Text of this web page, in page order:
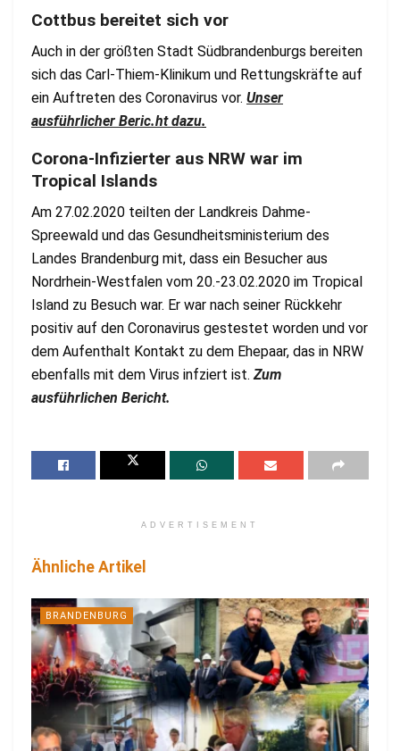
Cottbus bereitet sich vor
Auch in der größten Stadt Südbrandenburgs bereiten
sich das Carl-Thiem-Klinikum und Rettungskräfte auf
ein Auftreten des Coronavirus vor. Unser
ausführlicher Beric.ht dazu.
Corona-Infizierter aus NRW war im
Tropical Islands
Am 27.02.2020 teilten der Landkreis Dahme-
Spreewald und das Gesundheitsministerium des
Landes Brandenburg mit, dass ein Besucher aus
Nordrhein-Westfalen vom 20.-23.02.2020 im Tropical
Island zu Besuch war. Er war nach seiner Rückkehr
positiv auf den Coronavirus gestestet worden und vor
dem Aufenthalt Kontakt zu dem Ehepaar, das in NRW
ebenfalls mit dem Virus infziert ist. Zum
ausführlichen Bericht.
ADVERTISEMENT
Ähnliche Artikel
BRANDENBURG